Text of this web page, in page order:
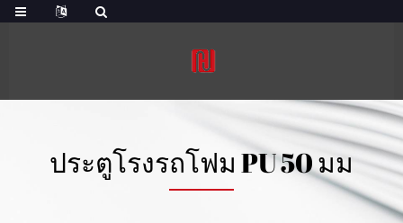
ประตูโรงรถโฟม PU 50 มม